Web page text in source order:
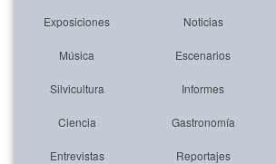
Exposiciones Noticias
Música Escenarios
Silvicultura Informes
Ciencia Gastronomía
Entrevistas Reportajes